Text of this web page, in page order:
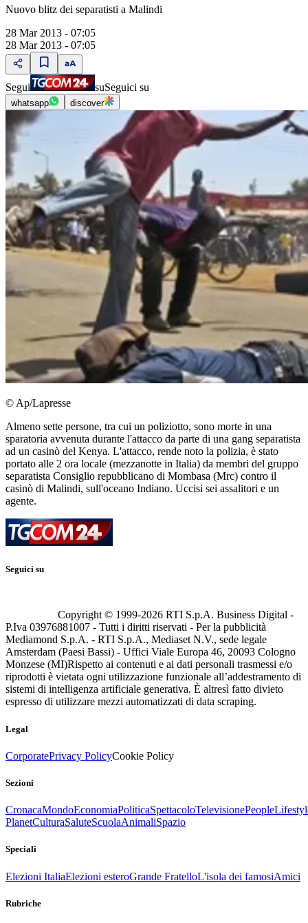
Nuovo blitz dei separatisti a Malindi
28 Mar 2013 - 07:05
28 Mar 2013 - 07:05
Segui suSeguici su
whatsapp discover
© Ap/Lapresse
Almeno sette persone, tra cui un poliziotto, sono morte in una
sparatoria avvenuta durante l'attacco da parte di una gang separatista
ad un casinò del Kenya. L'attacco, rende noto la polizia, è stato
portato alle 2 ora locale (mezzanotte in Italia) da membri del gruppo
separatista Consiglio repubblicano di Mombasa (Mrc) contro il
casinò di Malindi, sull'oceano Indiano. Uccisi sei assalitori e un
agente.
Seguici su
Copyright © 1999-2026 RTI S.p.A. Business Digital -
P.Iva 03976881007 - Tutti i diritti riservati - Per la pubblicità
Mediamond S.p.A. - RTI S.p.A., Mediaset N.V., sede legale
Amsterdam (Paesi Bassi) - Uffici Viale Europa 46, 20093 Cologno
Monzese (MI)Rispetto ai contenuti e ai dati personali trasmessi e/o
riprodotti è vietata ogni utilizzazione funzionale all’addestramento di
sistemi di intelligenza artificiale generativa. È altresì fatto divieto
espresso di utilizzare mezzi automatizzati di data scraping.
Legal
CorporatePrivacy PolicyCookie Policy
Sezioni
CronacaMondoEconomiaPoliticaSpettacoloTelevisionePeople
PlanetCulturaSaluteScuolaAnimaliSpazio
Speciali
Elezioni ItaliaElezioni esteroGrande FratelloL'isola dei famosiAmici
Rubriche